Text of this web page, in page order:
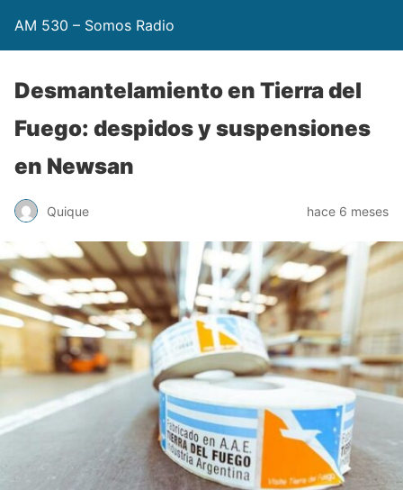
AM 530 – Somos Radio
Desmantelamiento en Tierra del
Fuego: despidos y suspensiones
en Newsan
Quique hace 6 meses